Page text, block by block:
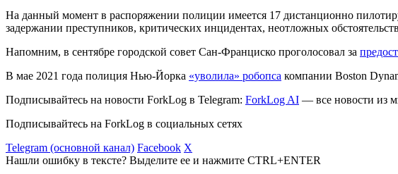
На данный момент в распоряжении полиции имеется 17 дистанционно
задержании преступников, критических инцидентах, неотложных
Напомним, в сентябре городской совет Сан-Франциско проголосовал за
В мае 2021 года полиция Нью-Йорка «уволила» робопса компании Boston
Подписывайтесь на новости ForkLog в Telegram: ForkLog AI — все новости из
Подписывайтесь на ForkLog в социальных сетях
Telegram (основной канал) Facebook X
Нашли ошибку в тексте? Выделите ее и нажмите CTRL+ENTER